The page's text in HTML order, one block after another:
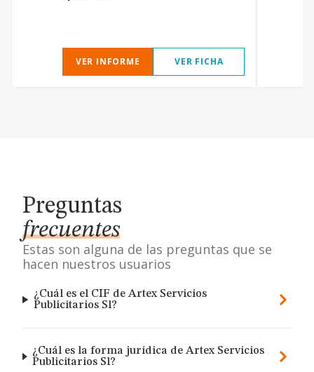
VER INFORME VER FICHA
Preguntas
frecuentes
Estas son alguna de las preguntas que se
hacen nuestros usuarios
¿Cuál es el CIF de Artex Servicios
Publicitarios Sl?
¿Cuál es la forma jurídica de Artex Servicios
Publicitarios Sl?